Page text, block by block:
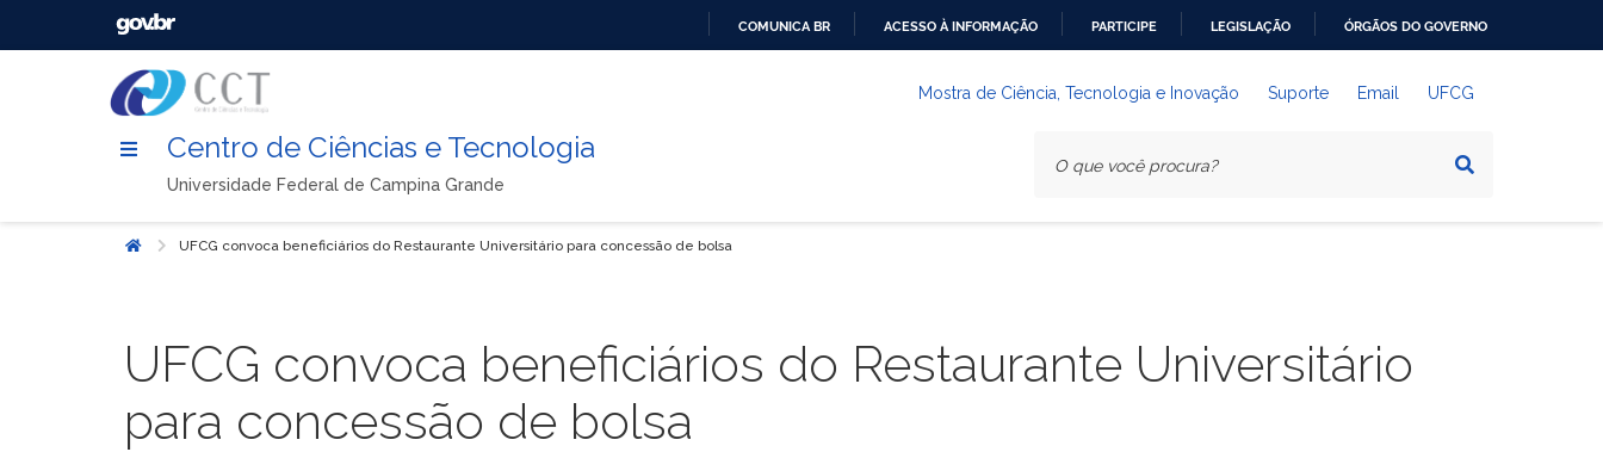
COMUNICA BR ACESSO À INFORMAÇÃO PARTICIPE LEGISLAÇÃO ÓRGÃOS DO GOVERNO
Mostra de Ciência, Tecnologia e Inovação Suporte Email UFCG
Centro de Ciências e Tecnologia
Universidade Federal de Campina Grande
Início UFCG convoca beneficiários do Restaurante Universitário para concessão de bolsa
UFCG convoca beneficiários do Restaurante Universitário
para concessão de bolsa